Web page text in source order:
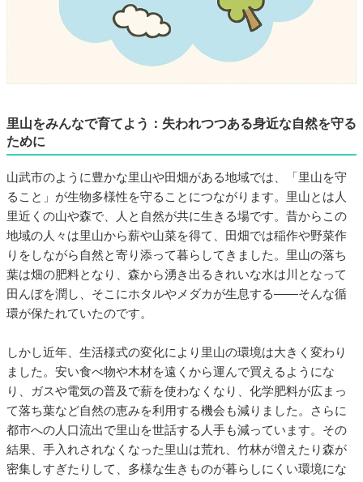
里山をみんなで育てよう：失われつつある身近な自然を守る
ために
山武市のように豊かな里山や田畑がある地域では、「里山を守
ること」が生物多様性を守ることにつながります。里山とは人
里近くの山や森で、人と自然が共に生きる場です。昔からこの
地域の人々は里山から薪や山菜を得て、田畑では稲作や野菜作
りをしながら自然と寄り添って暮らしてきました。里山の落ち
葉は畑の肥料となり、森から湧き出るきれいな水は川となって
田んぼを潤し、そこにホタルやメダカが生息する――そんな循
環が保たれていたのです。
しかし近年、生活様式の変化により里山の環境は大きく変わり
ました。安い食べ物や木材を遠くから運んで買えるようにな
り、ガスや電気の普及で薪を使わなくなり、化学肥料が広まっ
て落ち葉など自然の恵みを利用する機会も減りました。さらに
都市への人口流出で里山を世話する人手も減っています。その
結果、手入れされなくなった里山は荒れ、竹林が増えたり森が
密集しすぎたりして、多様な生きものが暮らしにくい環境にな